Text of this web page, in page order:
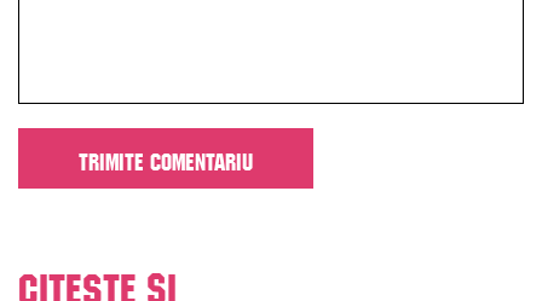
Citeste și